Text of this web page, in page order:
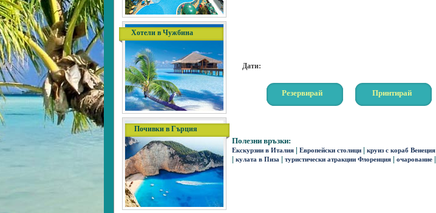
Хотели в Чужбина
Почивки в Гърция
Дати:
Резервирай Принтирай
Полезни връзки:
Екскурзии в Италия | Европейски столици | круиз с кораб Венеция
| кулата в Пиза | туристически атракции Флоренция | очарование |